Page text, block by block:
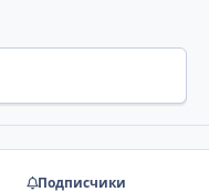
Подписчики